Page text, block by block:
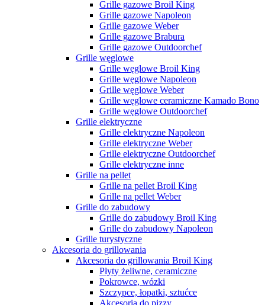
Grille gazowe Broil King
Grille gazowe Napoleon
Grille gazowe Weber
Grille gazowe Brabura
Grille gazowe Outdoorchef
Grille węglowe
Grille węglowe Broil King
Grille węglowe Napoleon
Grille węglowe Weber
Grille węglowe ceramiczne Kamado Bono
Grille węglowe Outdoorchef
Grille elektryczne
Grille elektryczne Napoleon
Grille elektryczne Weber
Grille elektryczne Outdoorchef
Grille elektryczne inne
Grille na pellet
Grille na pellet Broil King
Grille na pellet Weber
Grille do zabudowy
Grille do zabudowy Broil King
Grille do zabudowy Napoleon
Grille turystyczne
Akcesoria do grillowania
Akcesoria do grillowania Broil King
Płyty żeliwne, ceramiczne
Pokrowce, wózki
Szczypce, łopatki, sztućce
Akcesoria do pizzy